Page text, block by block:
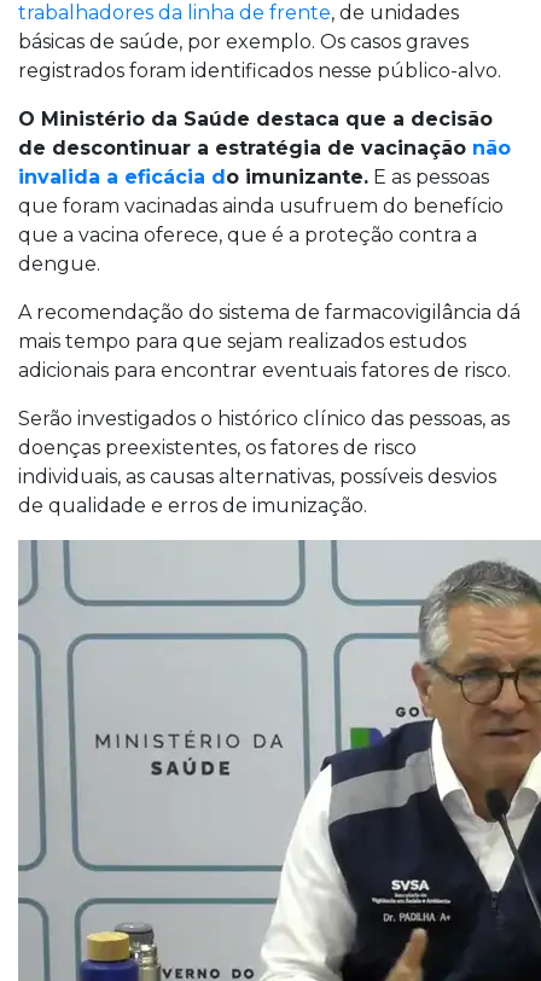
trabalhadores da linha de frente, de unidades
básicas de saúde, por exemplo. Os casos graves
registrados foram identificados nesse público-alvo.
O Ministério da Saúde destaca que a decisão
de descontinuar a estratégia de vacinação não
invalida a eficácia do imunizante. E as pessoas
que foram vacinadas ainda usufruem do benefício
que a vacina oferece, que é a proteção contra a
dengue.
A recomendação do sistema de farmacovigilância dá
mais tempo para que sejam realizados estudos
adicionais para encontrar eventuais fatores de risco.
Serão investigados o histórico clínico das pessoas, as
doenças preexistentes, os fatores de risco
individuais, as causas alternativas, possíveis desvios
de qualidade e erros de imunização.